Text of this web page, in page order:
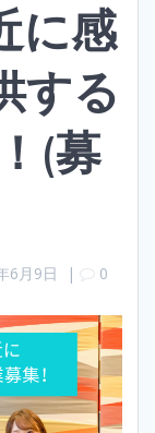
に感
する
(募
6月9日 | 0